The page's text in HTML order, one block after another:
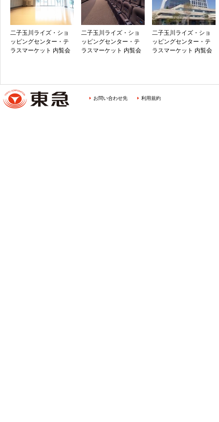
二子玉川ライズ・ショ
ッピングセンター・テ
ラスマーケット 内覧会
二子玉川ライズ・ショ
ッピングセンター・テ
ラスマーケット 内覧会
二子玉川ライズ・ショ
ッピングセンター・テ
ラスマーケット 内覧会
お問い合わせ先 利用規約